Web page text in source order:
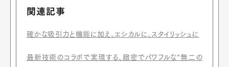
関連記事
確かな吸引力と機能に加え、エシカルに、スタイリッシュに
最新技術のコラボで実現する、緻密でパワフルな“無二の